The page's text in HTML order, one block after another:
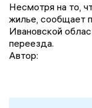
Несмотря на то,
жилье, сообщает
Ивановской
переезда.
Автор: